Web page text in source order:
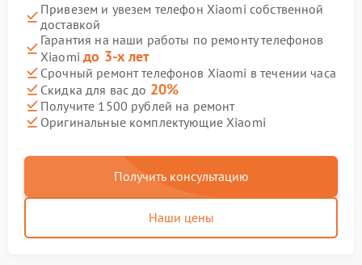
Привезем и увезем телефон Xiaomi собственной
доставкой
Гарантия на наши работы по ремонту телефонов
Xiaomiдо 3-х лет
Срочный ремонт телефонов Xiaomi в течении часа
Скидка для вас до 20%
Получите 1500 рублей на ремонт
Оригинальные комплектующие Xiaomi
Получить консультацию
Наши цены